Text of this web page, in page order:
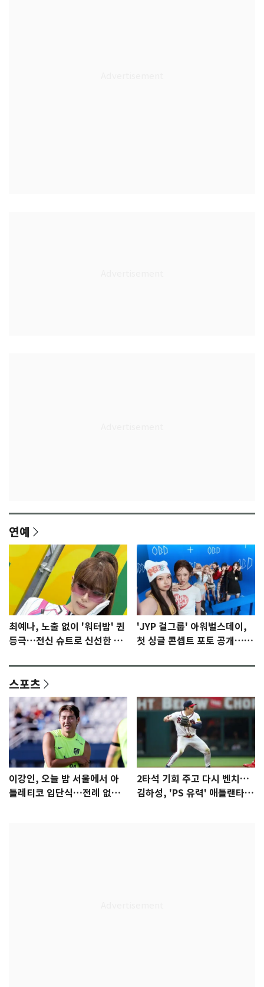
연예
최예나, 노출 없이 '워터밤' 퀸
등극…전신 슈트로 신선한 충
'JYP 걸그룹' 아워벌스데이,
첫 싱글 콘셉트 포토 공개…청
스포츠
이강인, 오늘 밤 서울에서 아
틀레티코 입단식…전례 없는
2타석 기회 주고 다시 벤치…
김하성, 'PS 유력' 애틀랜타에